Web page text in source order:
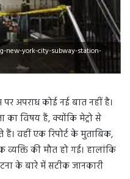
new-york-city-subway-station-
पर अपराध कोई नई बात नहीं है।
का विषय हैं, क्योंकि मेट्रो से
हैं। वहीं एक रिपोर्ट के मुताबिक,
की मौत हो गई। हालांकि
के बारे में सटीक जानकारी